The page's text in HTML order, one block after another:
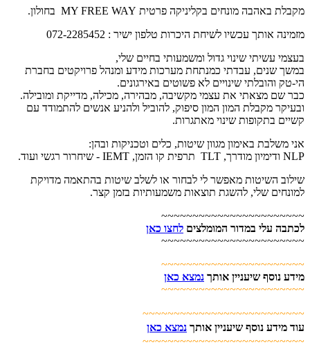
מקבלת באהבה מונחים בקליניקה פרטית MY FREE WAY בחולון.
מזמינה אותך עכשיו לשיחת היכרות טלפון ישיר : 072-2285452
בעצמי עשיתי שינוי גדול ומשמעותי בחיים שלי,
במשך שנים, עבדתי כמנתחת מערכות מידע ומנהל פרויקטים בחברת
הי-טק והובלתי שינויים לא פשוטים באירגונים.
כבר שם מצאתי את עצמי מקשיבה, מבהירה, מכילה, מדייקת ומובילה.
ובעיקר מקבלת המון המון סיפוק, להוביל ולהניע אנשים להתמודד עם
קשיים בתקופות שינוי מאתגרות.
אני משלבת באימון מגוון שיטות, כלים וטכניקות ובהן:
NLP ודימיון מודרך, TLT תרפית קו הזמן, IEMT - שיחרור רגשי ועוד.
שילוב השיטות מאפשר לי לבחור או לשלב שיטות בהתאמה מדויקת
למונחים שלי, להשגת תוצאות משמעותיות בזמן קצר.
~~~~~~~~~~~~~~~~~~~~~~~
לכתבה עלי במדור המומלצים לחצו כאן
~~~~~~~~~~~~~~~~~~~~~~~
~~~~~~~~~~~~~~~~~~~~~~~
מידע נוסף שיעניין אותך נמצא כאן
~~~~~~~~~~~~~~~~~~~~~~~
~~~~~~~~~~~~~~~~~~~~~~~~~~
עוד מידע נוסף שיעניין אותך נמצא כאן
~~~~~~~~~~~~~~~~~~~~~~~~~~